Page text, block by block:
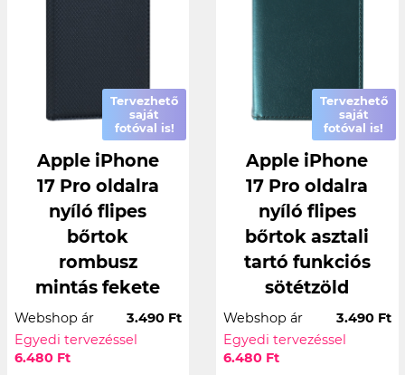
Tervezhető
saját
fotóval is!
Apple iPhone
17 Pro oldalra
nyíló flipes
bőrtok
rombusz
mintás fekete
Webshop ár
3.490 Ft
Egyedi tervezéssel
6.480 Ft
Tervezhető
saját
fotóval is!
Apple iPhone
17 Pro oldalra
nyíló flipes
bőrtok asztali
tartó funkciós
sötétzöld
Webshop ár
3.490 Ft
Egyedi tervezéssel
6.480 Ft